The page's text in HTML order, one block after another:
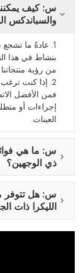
س: كيف
والسباندكس
1. عادةً ما
بنشاط في هذا
من رؤية
2. إذا كنت
فمن الأفضل
إجراءات أو
العينات.
س: ما هي
ذي الوجهين؟
س: هل تتوفر
الليكرا ذات